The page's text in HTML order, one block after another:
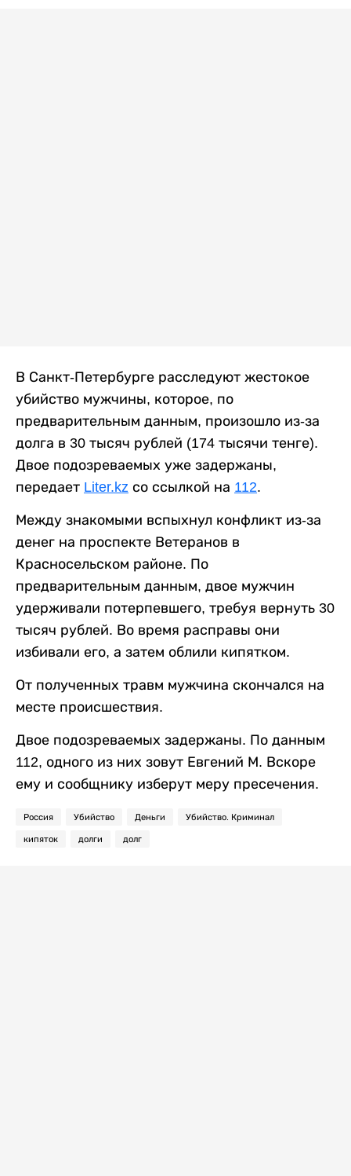
В Санкт-Петербурге расследуют жестокое
убийство мужчины, которое, по
предварительным данным, произошло из-за
долга в 30 тысяч рублей (174 тысячи тенге).
Двое подозреваемых уже задержаны,
передает Liter.kz со ссылкой на 112.
Между знакомыми вспыхнул конфликт из-за
денег на проспекте Ветеранов в
Красносельском районе. По
предварительным данным, двое мужчин
удерживали потерпевшего, требуя вернуть 30
тысяч рублей. Во время расправы они
избивали его, а затем облили кипятком.
От полученных травм мужчина скончался на
месте происшествия.
Двое подозреваемых задержаны. По данным
112, одного из них зовут Евгений М. Вскоре
ему и сообщнику изберут меру пресечения.
Россия Убийство Деньги Убийство. Криминал
кипяток долги долг